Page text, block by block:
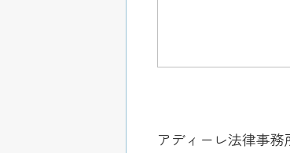
アディーレ法律事